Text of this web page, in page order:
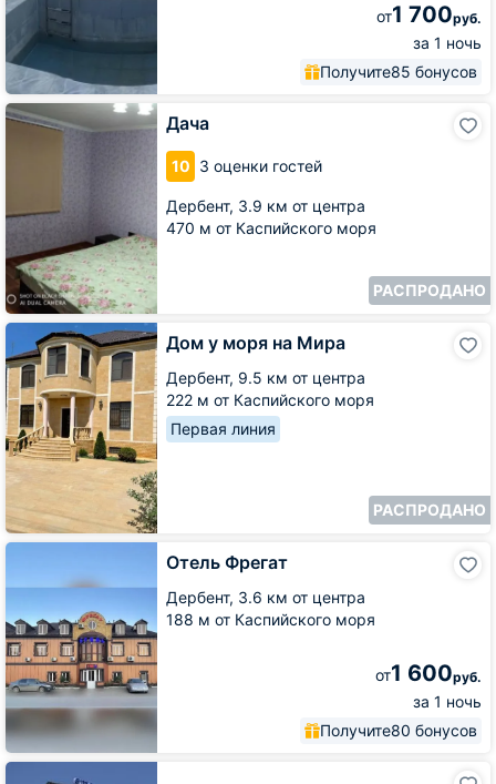
от1 700руб.
за 1 ночь
Получите85 бонусов
Дача
10 3 оценки гостей
Дербент, 3.9 км от центра
470 м от Каспийского моря
РАСПРОДАНО
Дача
Дом у моря на Мира
Дербент, 9.5 км от центра
222 м от Каспийского моря
Первая линия
РАСПРОДАНО
Дом
моря
на
Мира
Отель Фрегат
Дербент, 3.6 км от центра
188 м от Каспийского моря
от1 600руб.
за 1 ночь
Получите80 бонусов
Отель
Отель